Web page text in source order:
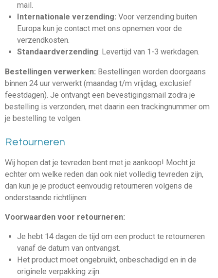
mail.
Internationale verzending: Voor verzending buiten
Europa kun je contact met ons opnemen voor de
verzendkosten.
Standaardverzending: Levertijd van 1-3 werkdagen.
Bestellingen verwerken: Bestellingen worden doorgaans
binnen 24 uur verwerkt (maandag t/m vrijdag, exclusief
feestdagen). Je ontvangt een bevestigingsmail zodra je
bestelling is verzonden, met daarin een trackingnummer om
je bestelling te volgen.
Retourneren
Wij hopen dat je tevreden bent met je aankoop! Mocht je
echter om welke reden dan ook niet volledig tevreden zijn,
dan kun je je product eenvoudig retourneren volgens de
onderstaande richtlijnen:
Voorwaarden voor retourneren:
Je hebt 14 dagen de tijd om een product te retourneren
vanaf de datum van ontvangst.
Het product moet ongebruikt, onbeschadigd en in de
originele verpakking zijn.